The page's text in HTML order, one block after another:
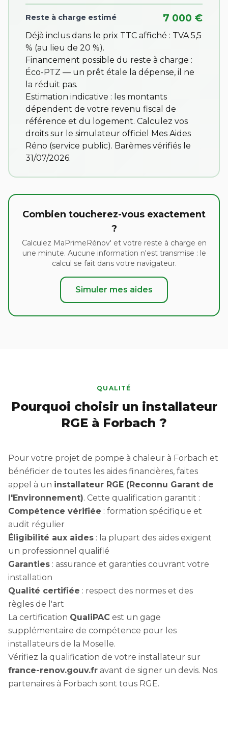
Reste à charge estimé 7 000 €
Déjà inclus dans le prix TTC affiché : TVA 5,5
% (au lieu de 20 %).
Financement possible du reste à charge :
Éco-PTZ — un prêt étale la dépense, il ne
la réduit pas.
Estimation indicative : les montants
dépendent de votre revenu fiscal de
référence et du logement. Calculez vos
droits sur le simulateur officiel Mes Aides
Réno (service public). Barèmes vérifiés le
31/07/2026.
Combien toucherez-vous exactement
?
Calculez MaPrimeRénov' et votre reste à charge en
une minute. Aucune information n'est transmise : le
calcul se fait dans votre navigateur.
Simuler mes aides
QUALITÉ
Pourquoi choisir un installateur
RGE à Forbach ?
Pour votre projet de pompe à chaleur à Forbach et
bénéficier de toutes les aides financières, faites
appel à un installateur RGE (Reconnu Garant de
l'Environnement). Cette qualification garantit :
Compétence vérifiée : formation spécifique et
audit régulier
Éligibilité aux aides : la plupart des aides exigent
un professionnel qualifié
Garanties : assurance et garanties couvrant votre
installation
Qualité certifiée : respect des normes et des
règles de l'art
La certification QualiPAC est un gage
supplémentaire de compétence pour les
installateurs de la Moselle.
Vérifiez la qualification de votre installateur sur
france-renov.gouv.fr avant de signer un devis. Nos
partenaires à Forbach sont tous RGE.